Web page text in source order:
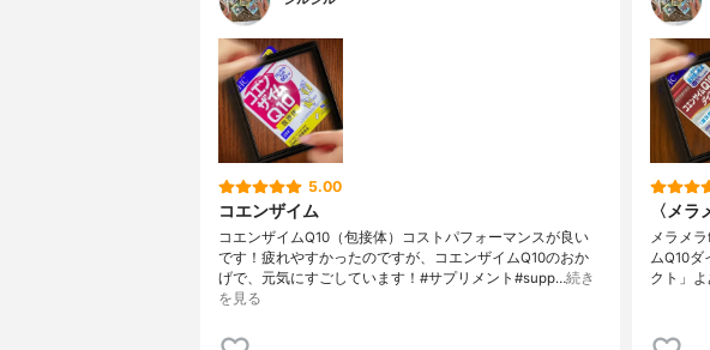
5.00
コエンザイム
コエンザイムQ10（包接体）コストパフォーマンスが良い
です！疲れやすかったのですが、コエンザイムQ10のおか
げで、元気にすごしています！#サプリメント#supp…続き
を見る
〈メラ
メラメ
ムQ10ダ
クト」